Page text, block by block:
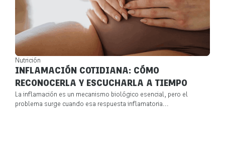
Nutrición
INFLAMACIÓN COTIDIANA: CÓMO
RECONOCERLA Y ESCUCHARLA A TIEMPO
La inflamación es un mecanismo biológico esencial, pero el
problema surge cuando esa respuesta inflamatoria...